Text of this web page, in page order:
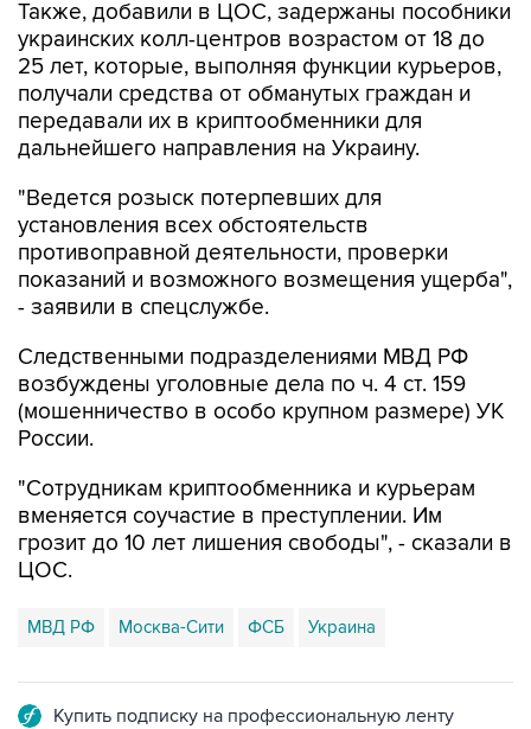
Также, добавили в ЦОС, задержаны пособники
украинских колл-центров возрастом от 18 до
25 лет, которые, выполняя функции курьеров,
получали средства от обманутых граждан и
передавали их в криптообменники для
дальнейшего направления на Украину.
"Ведется розыск потерпевших для
установления всех обстоятельств
противоправной деятельности, проверки
показаний и возможного возмещения ущерба",
- заявили в спецслужбе.
Следственными подразделениями МВД РФ
возбуждены уголовные дела по ч. 4 ст. 159
(мошенничество в особо крупном размере) УК
России.
"Сотрудникам криптообменника и курьерам
вменяется соучастие в преступлении. Им
грозит до 10 лет лишения свободы", - сказали в
ЦОС.
МВД РФ Москва-Сити ФСБ Украина
Купить подписку на профессиональную ленту